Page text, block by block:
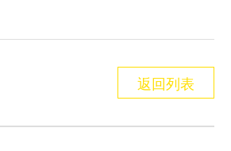
返回列表